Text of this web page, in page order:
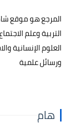
المرجع هو موقع
التربية وعلم
العلوم الإنسانية
ورسائل علمية
هام